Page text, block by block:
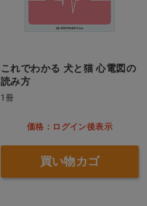
これでわかる 犬と猫 心電図の
読み方
1冊
価格：ログイン後表示
買い物カゴ